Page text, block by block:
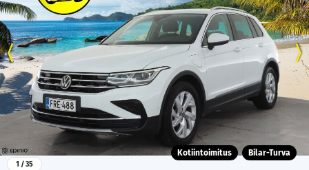
1 / 35
Kotiintoimitus Bilar-Turva